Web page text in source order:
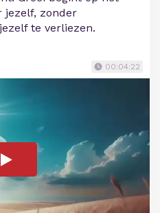
jezelf, zonder
te verliezen.
00:04:22